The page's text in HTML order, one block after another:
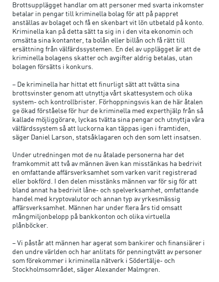
Brottsupplägget handlar om att personer med svarta inkomster
betalar in pengar till kriminella bolag för att på pappret
anställas av bolaget och få en skenbart vit lön utbetald på konto.
Kriminella kan på detta sätt ta sig in i den vita ekonomin och
omsätta sina kontanter, ta bolån eller billån och få rätt till
ersättning från välfärdssystemen. En del av upplägget är att de
kriminella bolagens skatter och avgifter aldrig betalas, utan
bolagen försätts i konkurs.
– De kriminella har hittat ett finurligt sätt att tvätta sina
brottsvinster genom att utnyttja vårt skattesystem och olika
system- och kontrollbrister. Förhoppningsvis kan de här åtalen
ge ökad förståelse för hur de kriminella med experthjälp från så
kallade möjliggörare, lyckas tvätta sina pengar och utnyttja våra
välfärdssystem så att luckorna kan täppas igen i framtiden,
säger Daniel Larson, statsåklagaren och den som lett insatsen.
Under utredningen mot de nu åtalade personerna har det
framkommit att två av männen även kan misstänkas ha bedrivit
en omfattande affärsverksamhet som varken varit registrerad
eller bokförd. I den delen misstänks männen var för sig för att
bland annat ha bedrivit låne- och spelverksamhet, omfattande
handel med kryptovalutor och annan typ av yrkesmässig
affärsverksamhet. Männen har under flera års tid omsatt
mångmiljonbelopp på bankkonton och olika virtuella
plånböcker.
– Vi påstår att männen har agerat som bankirer och finansiärer i
den undre världen och har anlitats för penningtvätt av personer
som förekommer i kriminella nätverk i Södertälje- och
Stockholmsområdet, säger Alexander Malmgren.